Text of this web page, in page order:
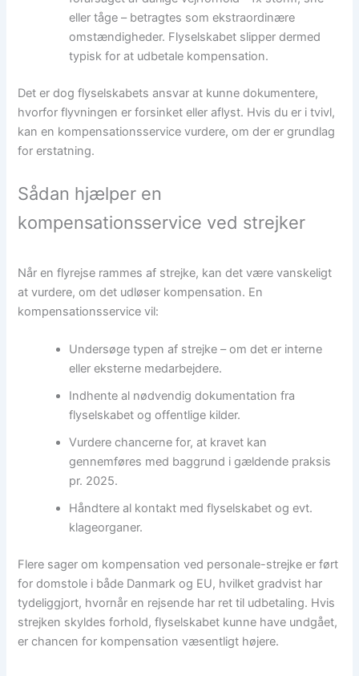
eller tåge – betragtes som ekstraordinære
omstændigheder. Flyselskabet slipper dermed
typisk for at udbetale kompensation.
Det er dog flyselskabets ansvar at kunne dokumentere,
hvorfor flyvningen er forsinket eller aflyst. Hvis du er i tvivl,
kan en kompensationsservice vurdere, om der er grundlag
for erstatning.
Sådan hjælper en
kompensationsservice ved strejker
Når en flyrejse rammes af strejke, kan det være vanskeligt
at vurdere, om det udløser kompensation. En
kompensationsservice vil:
Undersøge typen af strejke – om det er interne
eller eksterne medarbejdere.
Indhente al nødvendig dokumentation fra
flyselskabet og offentlige kilder.
Vurdere chancerne for, at kravet kan
gennemføres med baggrund i gældende praksis
pr. 2025.
Håndtere al kontakt med flyselskabet og evt.
klageorganer.
Flere sager om kompensation ved personale-strejke er ført
for domstole i både Danmark og EU, hvilket gradvist har
tydeliggjort, hvornår en rejsende har ret til udbetaling. Hvis
strejken skyldes forhold, flyselskabet kunne have undgået,
er chancen for kompensation væsentligt højere.